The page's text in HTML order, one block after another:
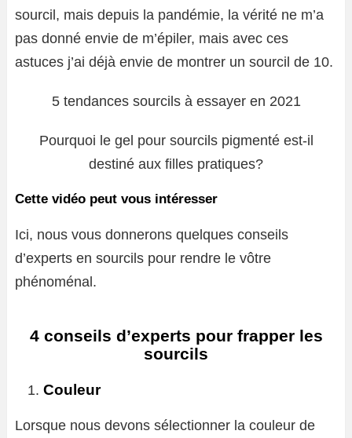
sourcil, mais depuis la pandémie, la vérité ne m’a
pas donné envie de m’épiler, mais avec ces
astuces j’ai déjà envie de montrer un sourcil de 10.
5 tendances sourcils à essayer en 2021
Pourquoi le gel pour sourcils pigmenté est-il
destiné aux filles pratiques?
Cette vidéo peut vous intéresser
Ici, nous vous donnerons quelques conseils
d’experts en sourcils pour rendre le vôtre
phénoménal.
4 conseils d’experts pour frapper les
sourcils
Couleur
Lorsque nous devons sélectionner la couleur de